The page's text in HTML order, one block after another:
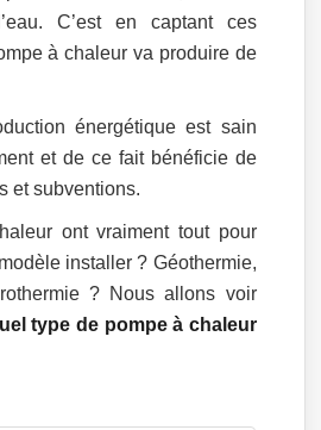
C’est en captant ces
à chaleur va produire de
énergétique est sain
et de ce fait bénéficie de
et subventions.
ont vraiment tout pour
installer ? Géothermie,
? Nous allons voir
type de pompe à chaleur